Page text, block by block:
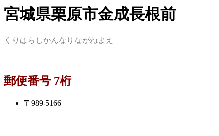
宮城県栗原市金成長根前
くりはらしかんなりながねまえ
郵便番号 7桁
〒989-5166